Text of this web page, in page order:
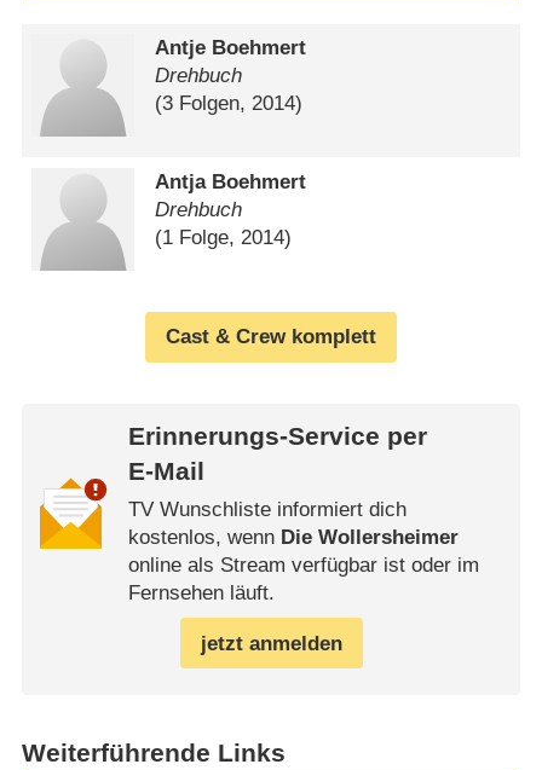
Antje Boehmert
Drehbuch
(3 Folgen, 2014)
Antja Boehmert
Drehbuch
(1 Folge, 2014)
Cast & Crew komplett
Erinnerungs-Service per
E-Mail
TV Wunschliste informiert dich
kostenlos, wenn Die Wollersheimer
online als Stream verfügbar ist oder im
Fernsehen läuft.
jetzt anmelden
Weiterführende Links